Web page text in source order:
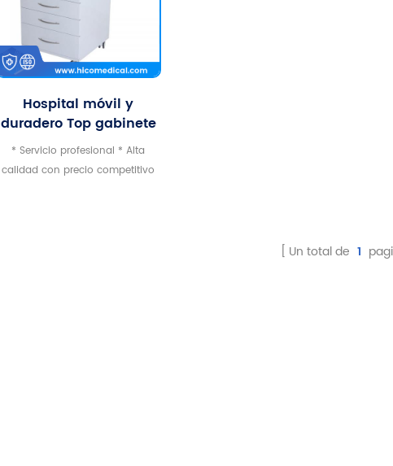
Hospital móvil y
duradero Top gabinete
dental clínica dental
equipo dental acero
inoxidable carro de
* Servicio profesional * Alta
calidad con precio competitivo
Un total de 1